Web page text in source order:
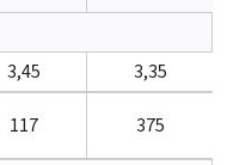
3,45 3,35
117 375